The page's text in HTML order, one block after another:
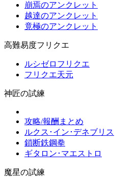
崩焉のアンクレット
越達のアンクレット
竟極のアンクレット
高難易度フリクエ
ルシゼロフリクエ
フリクエ天元
神匠の試練
攻略/報酬まとめ
ルクス･イン･デネブリス
鎖断鉄鋼拳
ギタロン･マエストロ
魔星の試練